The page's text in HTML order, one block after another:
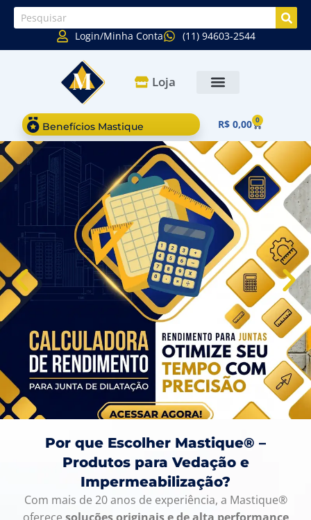
Login/Minha Conta (11) 94603-2544
Loja
Benefícios Mastique R$ 0,00 0
Por que Escolher Mastique® –
Produtos para Vedação e
Impermeabilização?
Com mais de 20 anos de experiência, a Mastique®
oferece soluções originais e de alta performance